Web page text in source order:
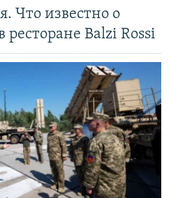
Что известно о
ресторане Balzi Rossi